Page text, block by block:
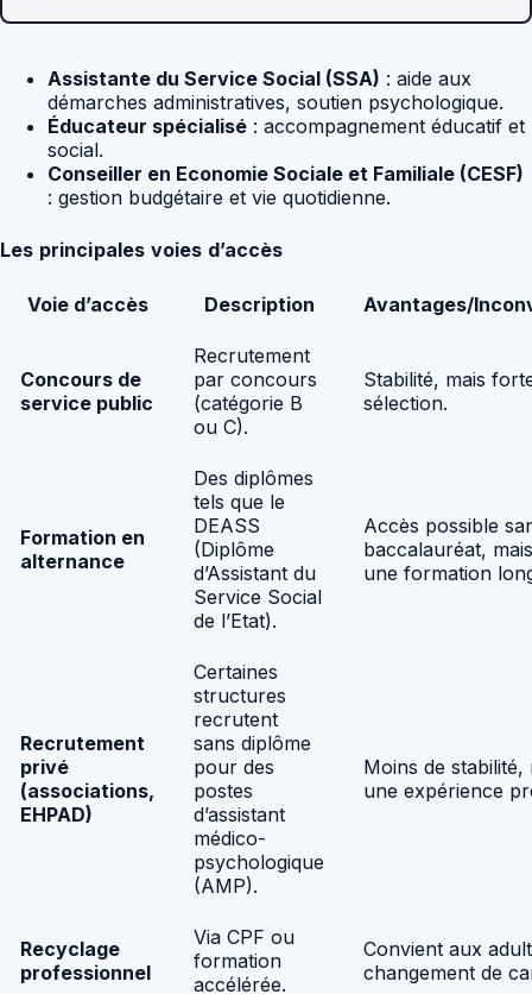
Assistante du Service Social (SSA) : aide aux
démarches administratives, soutien psychologique.
Éducateur spécialisé : accompagnement éducatif et
social.
Conseiller en Economie Sociale et Familiale (CESF)
: gestion budgétaire et vie quotidienne.
Les principales voies d’accès
Voie d’accès Description Avantages/
Concours de
service public
Recrutement
par concours
(catégorie B
ou C).
Stabilité, mais
sélection.
Formation en
alternance
Des diplômes
tels que le
DEASS
(Diplôme
d’Assistant du
Service Social
de l’Etat).
Accès possible
baccalauréat,
une formation
Recrutement
privé
(associations,
EHPAD)
Certaines
structures
recrutent
sans diplôme
pour des
postes
d’assistant
médico-
psychologique
(AMP).
Moins de stabilité,
une expérience
Recyclage
professionnel
Via CPF ou
formation
accélérée.
Convient aux
changement de